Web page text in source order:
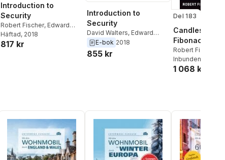
Introduction to
Security
Robert Fischer, Edward
Halibozek,David Walters
Häftad, 2018
817 kr
Introduction to
Security
David Walters, Edward
Halibozek,Robert Fischer
E-bok 2018
855 kr
Del 183
Candlesticks,
Fibonacci,
Pattern
Robert Fischer
Fischer
Inbunden
1 068 kr